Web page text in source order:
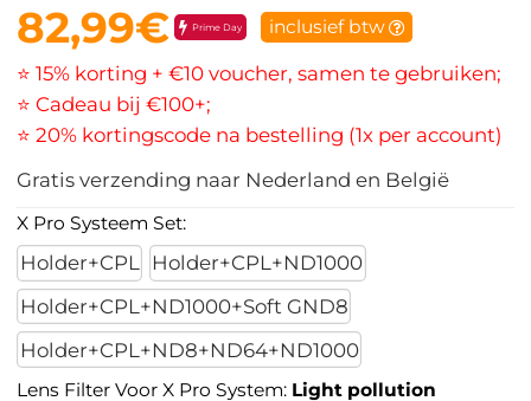
82,99€ Prime Day inclusief btw
⭐ 15% korting + €10 voucher, samen te gebruiken;
⭐ Cadeau bij €100+;
⭐ 20% kortingscode na bestelling (1x per account)
Gratis verzending naar Nederland en België
X Pro Systeem Set:
Holder+CPL
Holder+CPL+ND1000
Holder+CPL+ND1000+Soft GND8
Holder+CPL+ND8+ND64+ND1000
Lens Filter Voor X Pro System: Light pollution